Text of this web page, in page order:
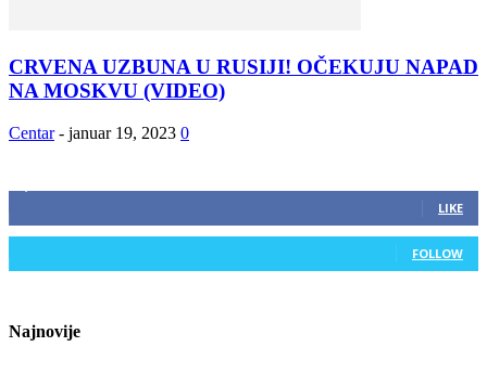
CRVENA UZBUNA U RUSIJI! OČEKUJU NAPAD
NA MOSKVU (VIDEO)
Centar - januar 19, 2023 0
LIKE
FOLLOW
Najnovije